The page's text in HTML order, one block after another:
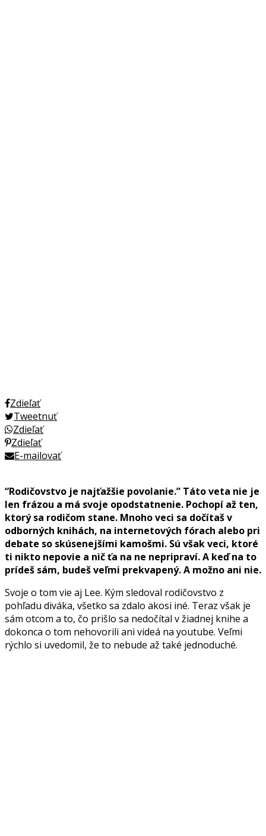
Zdieľať
Tweetnuť
Zdieľať
Zdieľať
E-mailovať
“Rodičovstvo je najťažšie povolanie.” Táto veta nie je
len frázou a má svoje opodstatnenie. Pochopí až ten,
ktorý sa rodičom stane. Mnoho veci sa dočítaš v
odborných knihách, na internetových fórach alebo pri
debate so skúsenejšími kamošmi. Sú však veci, ktoré
ti nikto nepovie a nič ťa na ne nepripraví. A keď na to
prídeš sám, budeš veľmi prekvapený. A možno ani nie.
Svoje o tom vie aj Lee. Kým sledoval rodičovstvo z
pohľadu diváka, všetko sa zdalo akosi iné. Teraz však je
sám otcom a to, čo prišlo sa nedočítal v žiadnej knihe a
dokonca o tom nehovorili ani videá na youtube. Veľmi
rýchlo si uvedomil, že to nebude až také jednoduché.